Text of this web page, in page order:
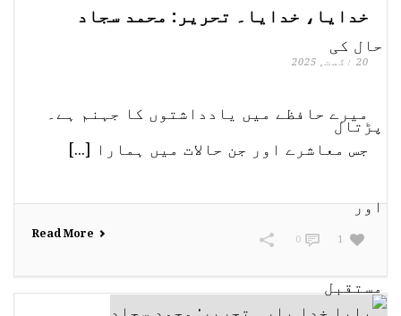
خدایا، خدایا۔ تحریر: محمد سجاد
20 اگست, 2025
میرے حافظے میں یادداشتوں کا جہنم ہے۔
جس معاشرے اور جن حالات میں ہمارا [...]
Read More 1
0